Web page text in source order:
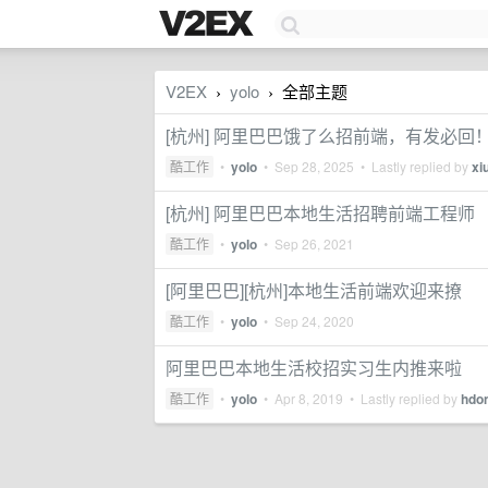
V2EX › yolo › 全部主题
[杭州] 阿里巴巴饿了么招前端，有发必回！
酷工作 • yolo • Sep 28, 2025 • Lastly replied by
[杭州] 阿里巴巴本地生活招聘前端工程师
酷工作 • yolo • Sep 26, 2021
[阿里巴巴][杭州]本地生活前端欢迎来撩
酷工作 • yolo • Sep 24, 2020
阿里巴巴本地生活校招实习生内推来啦
酷工作 • yolo • Apr 8, 2019 • Lastly replied by